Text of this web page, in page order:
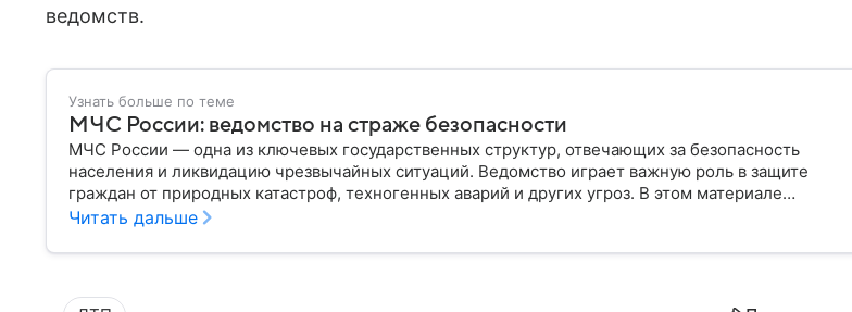
ведомств.
Узнать больше по теме
МЧС России: ведомство на страже безопасности
МЧС России — одна из ключевых государственных структур, отвечающих за безопасность
населения и ликвидацию чрезвычайных ситуаций. Ведомство играет важную роль в защите
граждан от природных катастроф, техногенных аварий и других угроз. В этом материале
разбираем, что представляет собой МЧС, как оно устроено, какие задачи выполняет и какую роль
Читать дальше